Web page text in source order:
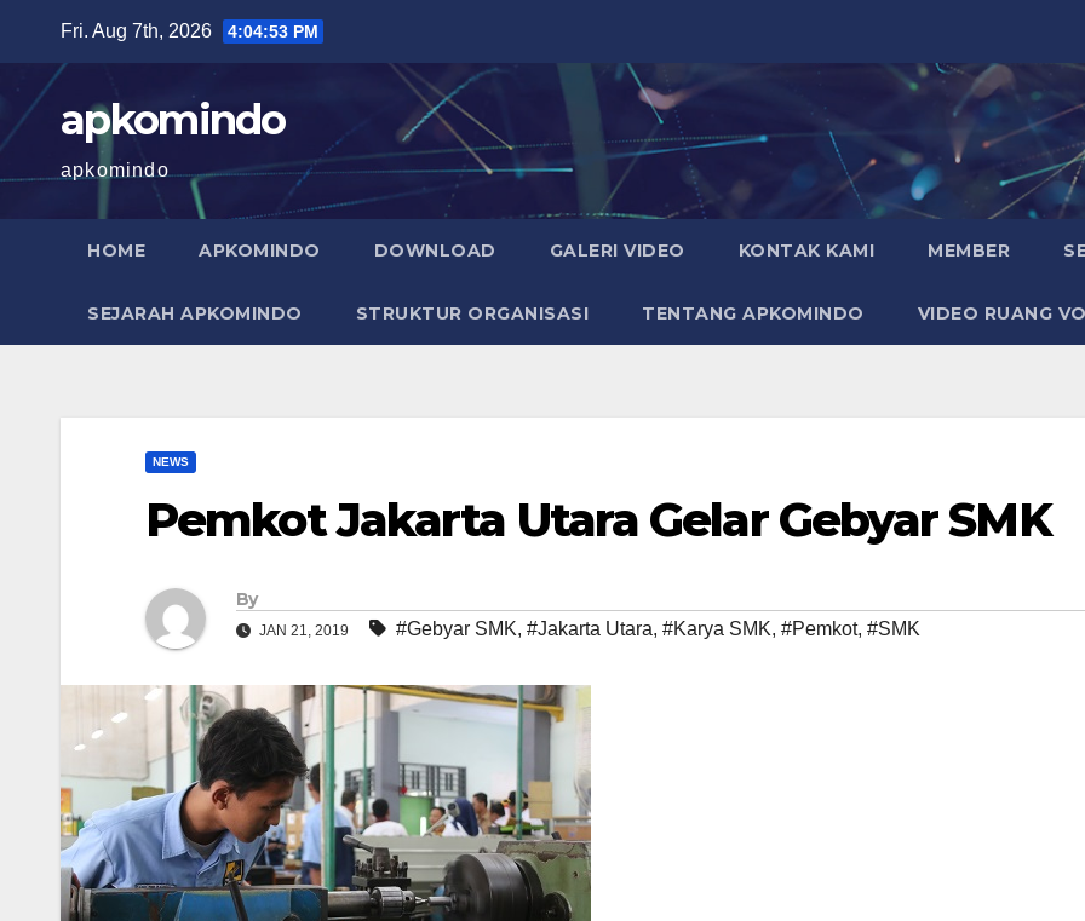
content
Fri. Aug 7th, 2026 4:04:54 PM
apkomindo
apkomindo
HOME APKOMINDO DOWNLOAD GALERI VIDEO KONTAK KAMI MEMBER
SEJARAH APKOMINDO STRUKTUR ORGANISASI TENTANG APKOMINDO VIDEO RUANG
NEWS
Pemkot Jakarta Utara Gelar Gebyar SMK
By
JAN 21, 2019 #Gebyar SMK, #Jakarta Utara, #Karya SMK, #Pemkot, #SMK